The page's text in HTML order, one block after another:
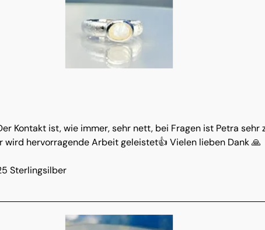
Kontakt ist, wie immer, sehr nett, bei Fragen ist Petra
wird hervorragende Arbeit geleistet👍 Vielen lieben Dank 🙏
Sterlingsilber